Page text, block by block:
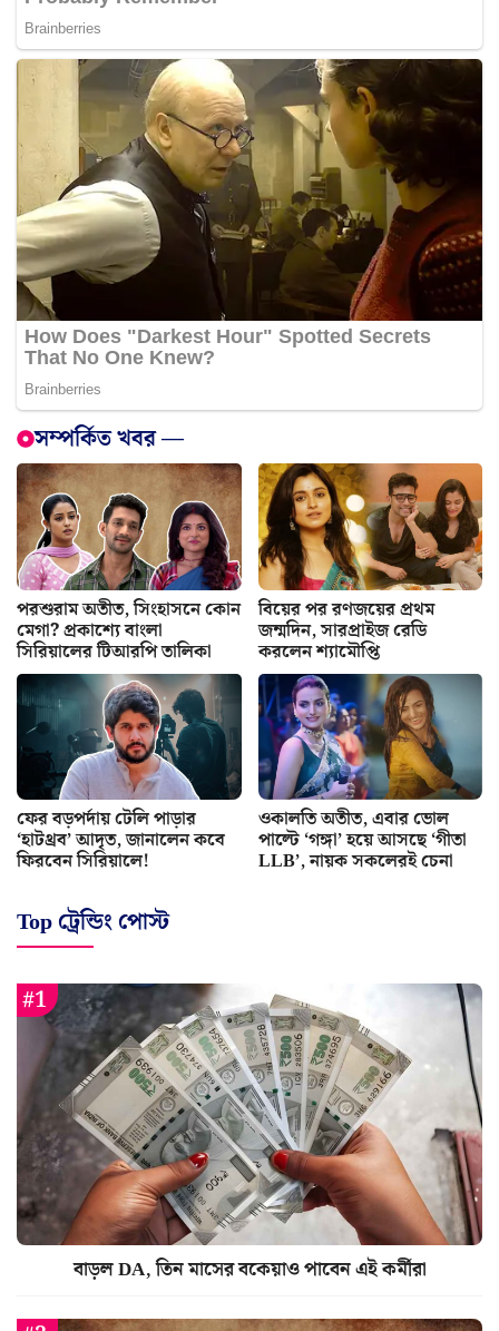
সম্পর্কিত খবর —
পরশুরাম অতীত, সিংহাসনে কোন
মেগা? প্রকাশ্যে বাংলা
সিরিয়ালের টিআরপি তালিকা
বিয়ের পর রণজয়ের প্রথম
জন্মদিন, সারপ্রাইজ রেডি
করলেন শ্যামৌপ্তি
ফের বড়পর্দায় টেলি পাড়ার
‘হাটথ্রব’ আদৃত, জানালেন কবে
ফিরবেন সিরিয়ালে!
ওকালতি অতীত, এবার ভোল
পাল্টে ‘গঙ্গা’ হয়ে আসছে ‘গীতা
LLB’, নায়ক সকলেরই চেনা
Top ট্রেন্ডিং পোস্ট
বাড়ল DA, তিন মাসের বকেয়াও পাবেন এই কর্মীরা